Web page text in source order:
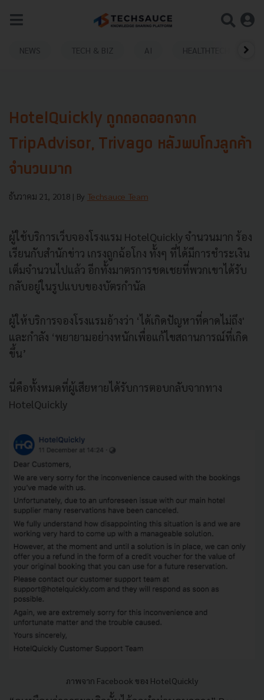
NEWS TECH & BIZ AI HEALTHTECH
HotelQuickly ถูกถอดออกจาก
TripAdvisor, Trivago หลังพบโกงลูกค้า
จำนวนมาก
ธันวาคม 21, 2018 | By Techsauce Team
ผู้ใช้บริการเว็บจองโรงแรม HotelQuickly จำนวนมาก ร้อง
เรียนกับสำนักข่าว เกรงถูกฉ้อโกง ทั้งๆ ที่ได้มีการชำระเงิน
เต็มจำนวนไปแล้ว อีกทั้งมาตรการชดเชยที่พวกเขาได้รับ
กลับอยู่ในรูปแบบของบัตรกำนัล
ผู้ให้บริการจองโรงแรมอ้างว่า ‘ได้เกิดปัญหาที่คาดไม่ถึง'
และกำลัง ‘พยายามอย่างหนักเพื่อแก้ไขสถานการณ์ที่เกิด
ขึ้น’
นี่คือทั้งหมดที่ผู้เสียหายได้รับการตอบกลับจากทาง
HotelQuickly
ภาพจาก Facebook ของ HotelQuickly